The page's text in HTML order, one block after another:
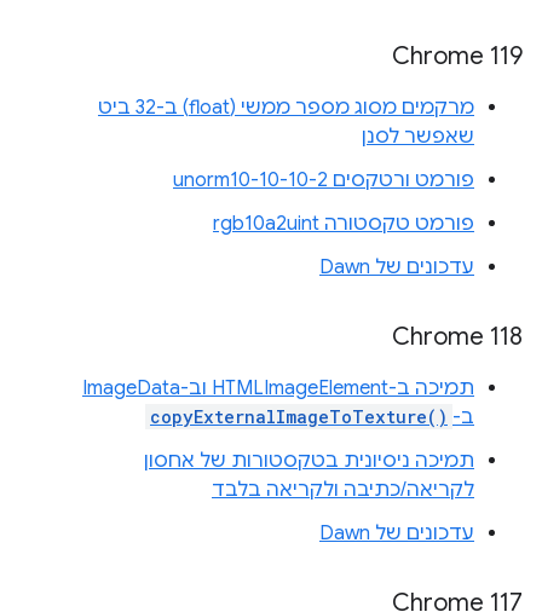
Chrome 119
מרקמים מסוג מספר ממשי (float) ב-32 ביט
שאפשר לסנן
פורמט ורטקסים unorm10-10-10-2
פורמט טקסטורה rgb10a2uint
עדכונים של Dawn
Chrome 118
תמיכה ב-HTMLImageElement וב-ImageData
ב- copyExternalImageToTexture()
תמיכה ניסיונית בטקסטורות של אחסון
לקריאה/כתיבה ולקריאה בלבד
עדכונים של Dawn
Chrome 117